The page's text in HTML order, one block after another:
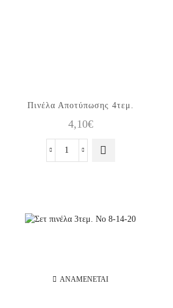
Πινέλα Αποτύπωσης 4τεμ.
4,10€
Πινέλα
ΑΝΑΜΈΝΕΤΑΙ